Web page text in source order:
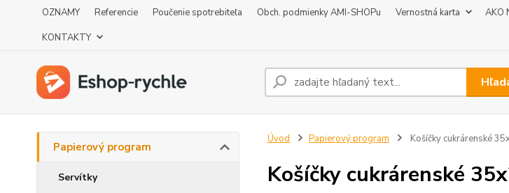
OZNAMY Referencie Poučenie spotrebiteľa Obch. podmienky AMI-SHOPu Vernostná karta AKO
KONTAKTY
Papierový program
Servítky
Úvod Papierový program Košíčky cukrárenské
Košíčky cukrárenské